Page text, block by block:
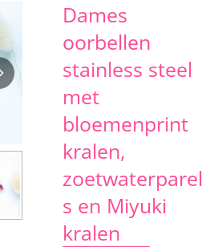
Dames
oorbellen
stainless steel
met
bloemenprint
kralen,
zoetwaterparel
s en Miyuki
kralen